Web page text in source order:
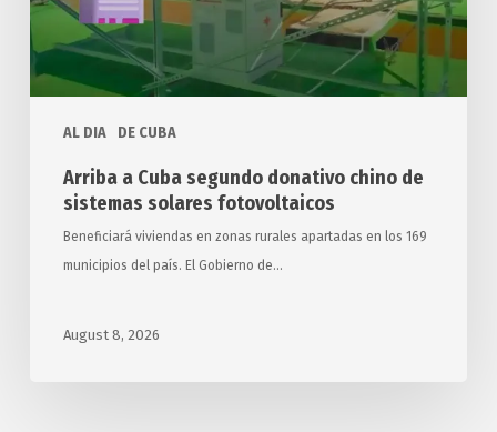
AL DIA DE CUBA
sistemas
solares
fotovoltaicos
Arriba a Cuba segundo donativo chino de
sistemas solares fotovoltaicos
Beneficiará viviendas en zonas rurales apartadas en los 169
municipios del país. El Gobierno de…
August 8, 2026